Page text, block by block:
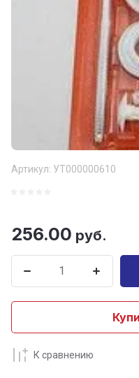
Артикул: УТ000000610
256.00 руб.
К сравнению